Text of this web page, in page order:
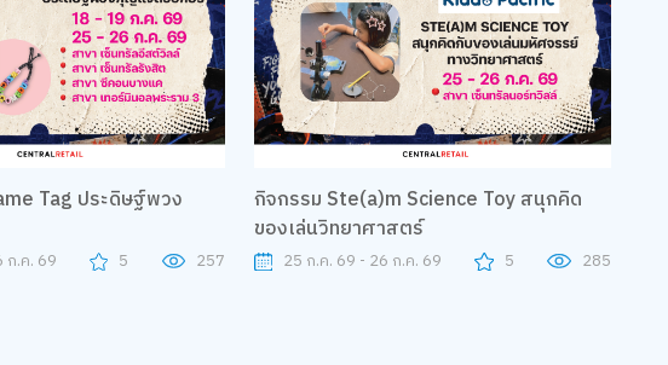
ก.ค. 69 5 257
กิจกรรม Ste(a)m Science Toy สนุกคิด
ของเล่นวิทยาศาสตร์
25 ก.ค. 69 - 26 ก.ค. 69 5 285